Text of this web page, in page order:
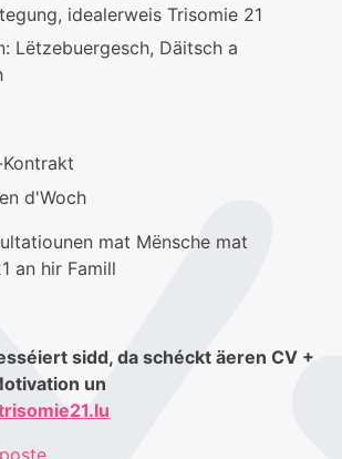
idealerweis Trisomie 21
Lëtzebuergesch, Däitsch a
d'Woch
mat Mënsche mat
an hir Famill
sidd, da schéckt äeren CV +
un